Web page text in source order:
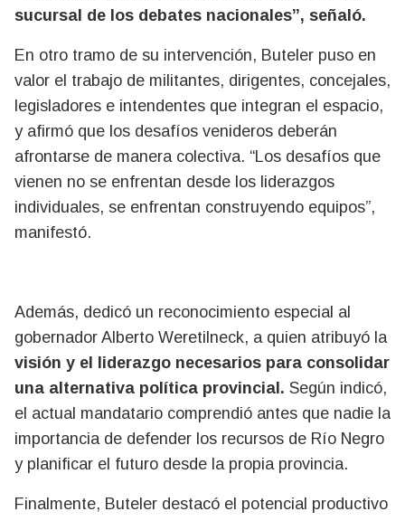
sucursal de los debates nacionales”, señaló.
En otro tramo de su intervención, Buteler puso en
valor el trabajo de militantes, dirigentes, concejales,
legisladores e intendentes que integran el espacio,
y afirmó que los desafíos venideros deberán
afrontarse de manera colectiva. “Los desafíos que
vienen no se enfrentan desde los liderazgos
individuales, se enfrentan construyendo equipos”,
manifestó.
Además, dedicó un reconocimiento especial al
gobernador Alberto Weretilneck, a quien atribuyó la
visión y el liderazgo necesarios para consolidar
una alternativa política provincial. Según indicó,
el actual mandatario comprendió antes que nadie la
importancia de defender los recursos de Río Negro
y planificar el futuro desde la propia provincia.
Finalmente, Buteler destacó el potencial productivo